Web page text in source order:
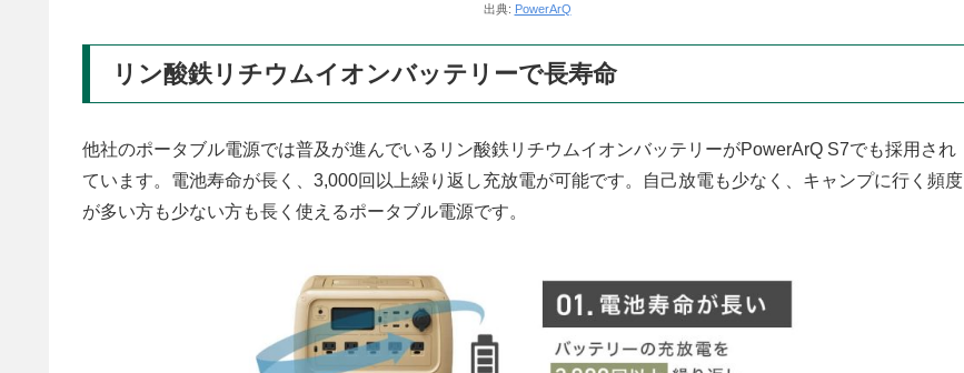
出典: PowerArQ
リン酸鉄リチウムイオンバッテリーで長寿命
他社のポータブル電源では普及が進んでいるリン酸鉄リチウムイオンバッテリーがPowerArQ S7でも採用され
ています。電池寿命が長く、3,000回以上繰り返し充放電が可能です。自己放電も少なく、キャンプに行く頻度
が多い方も少ない方も長く使えるポータブル電源です。